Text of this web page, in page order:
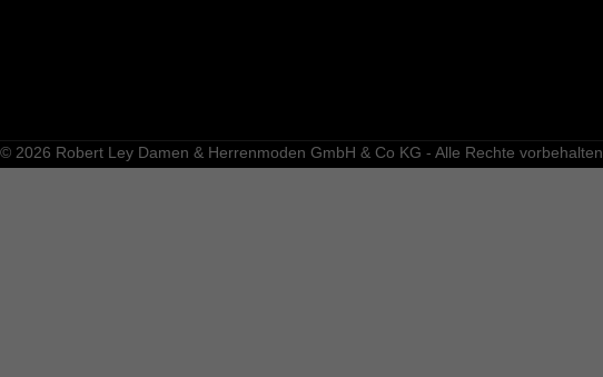
© 2026 Robert Ley Damen & Herrenmoden GmbH & Co KG - Alle Rechte vorbehalten.